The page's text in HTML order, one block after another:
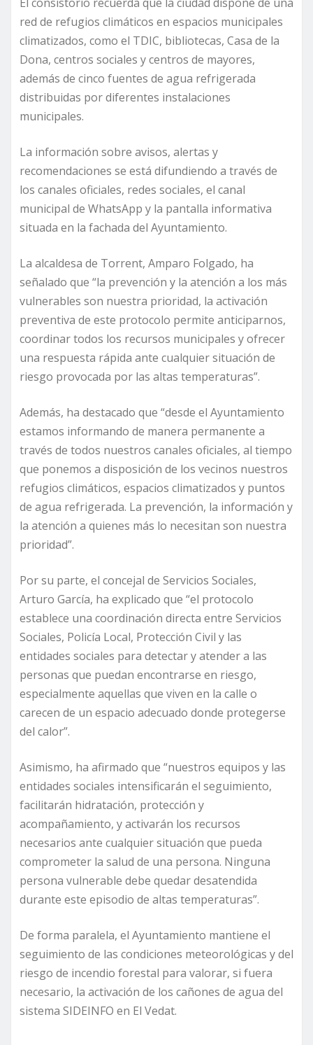
red de refugios climáticos en espacios municipales
climatizados, como el TDIC, bibliotecas, Casa de la
Dona, centros sociales y centros de mayores,
además de cinco fuentes de agua refrigerada
distribuidas por diferentes instalaciones
municipales.
La información sobre avisos, alertas y
recomendaciones se está difundiendo a través de
los canales oficiales, redes sociales, el canal
municipal de WhatsApp y la pantalla informativa
situada en la fachada del Ayuntamiento.
La alcaldesa de Torrent, Amparo Folgado, ha
señalado que “la prevención y la atención a los más
vulnerables son nuestra prioridad, la activación
preventiva de este protocolo permite anticiparnos,
coordinar todos los recursos municipales y ofrecer
una respuesta rápida ante cualquier situación de
riesgo provocada por las altas temperaturas”.
Además, ha destacado que “desde el Ayuntamiento
estamos informando de manera permanente a
través de todos nuestros canales oficiales, al tiempo
que ponemos a disposición de los vecinos nuestros
refugios climáticos, espacios climatizados y puntos
de agua refrigerada. La prevención, la información y
la atención a quienes más lo necesitan son nuestra
prioridad”.
Por su parte, el concejal de Servicios Sociales,
Arturo García, ha explicado que “el protocolo
establece una coordinación directa entre Servicios
Sociales, Policía Local, Protección Civil y las
entidades sociales para detectar y atender a las
personas que puedan encontrarse en riesgo,
especialmente aquellas que viven en la calle o
carecen de un espacio adecuado donde protegerse
del calor”.
Asimismo, ha afirmado que “nuestros equipos y las
entidades sociales intensificarán el seguimiento,
facilitarán hidratación, protección y
acompañamiento, y activarán los recursos
necesarios ante cualquier situación que pueda
comprometer la salud de una persona. Ninguna
persona vulnerable debe quedar desatendida
durante este episodio de altas temperaturas”.
De forma paralela, el Ayuntamiento mantiene el
seguimiento de las condiciones meteorológicas y del
riesgo de incendio forestal para valorar, si fuera
necesario, la activación de los cañones de agua del
sistema SIDEINFO en El Vedat.